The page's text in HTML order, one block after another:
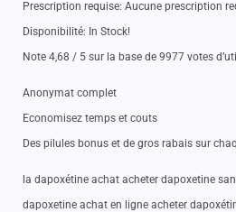
Prescription requise: Aucune prescription
Disponibilité: In Stock!
Note 4,68 / 5 sur la base de 9977 votes
Anonymat complet
Economisez temps et couts
Des pilules bonus et de gros rabais sur
la dapoxétine achat acheter dapoxetine
dapoxetine achat en ligne acheter